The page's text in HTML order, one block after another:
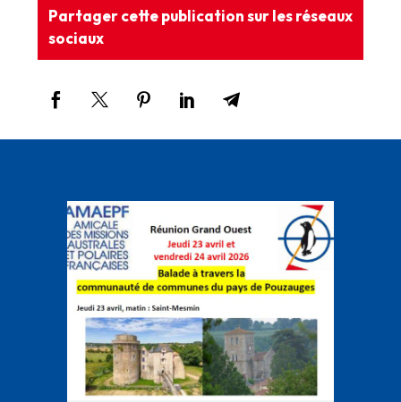
Partager cette publication sur les réseaux
sociaux